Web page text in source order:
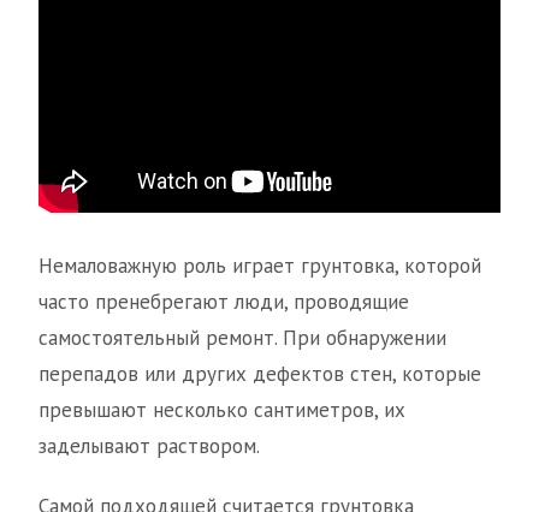
Немаловажную роль играет грунтовка, которой
часто пренебрегают люди, проводящие
самостоятельный ремонт. При обнаружении
перепадов или других дефектов стен, которые
превышают несколько сантиметров, их
заделывают раствором.
Самой подходящей считается грунтовка